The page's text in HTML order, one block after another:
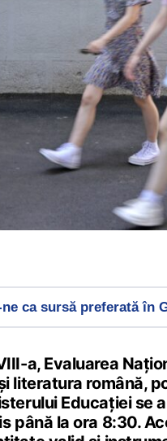
ne ca sursă preferată în
a, Evaluarea
literatura română,
Educației se
până la ora 8:30.